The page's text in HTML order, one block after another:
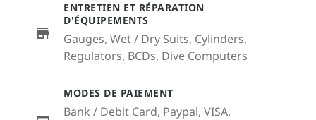
ENTRETIEN ET RÉPARATION
D'ÉQUIPEMENTS
Gauges, Wet / Dry Suits, Cylinders,
Regulators, BCDs, Dive Computers
MODES DE PAIEMENT
Bank / Debit Card, Paypal, VISA,